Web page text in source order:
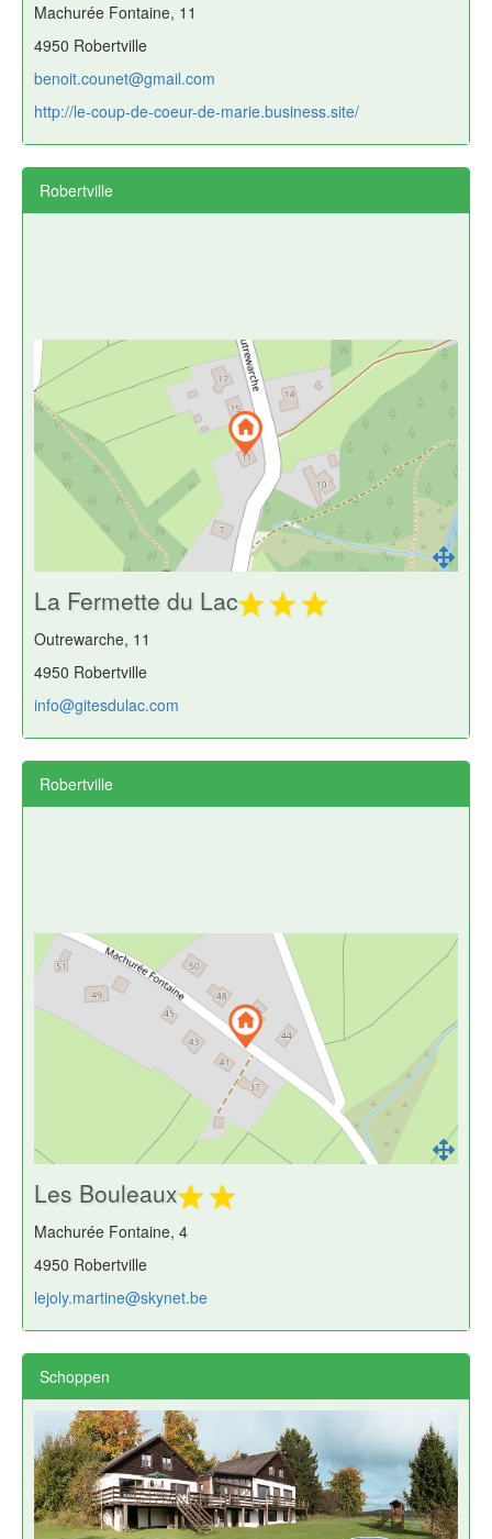
Machurée Fontaine, 11
4950 Robertville
benoit.counet@gmail.com
http://le-coup-de-coeur-de-marie.business.site/
Robertville
La Fermette du Lac
Outrewarche, 11
4950 Robertville
info@gitesdulac.com
Robertville
Les Bouleaux
Machurée Fontaine, 4
4950 Robertville
lejoly.martine@skynet.be
Schoppen